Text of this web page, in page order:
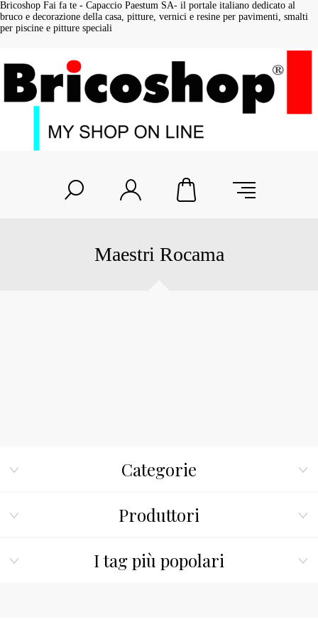
Bricoshop Fai fa te - Capaccio Paestum SA- il portale italiano dedicato al
bruco e decorazione della casa, pitture, vernici e resine per pavimenti, smalti
per piscine e pitture speciali
Maestri Rocama
Categorie
Produttori
I tag più popolari